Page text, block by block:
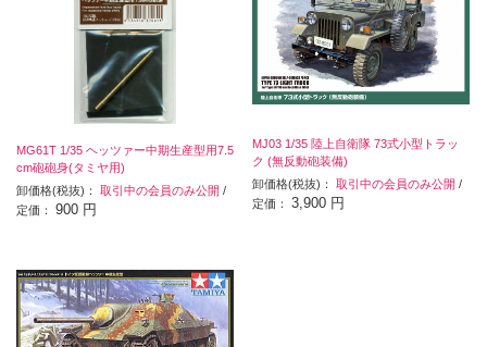
MG61T 1/35 ヘッツァー中期生産型用7.5
cm砲砲身(タミヤ用)
卸価格(税抜)： 取引中の会員のみ公開 /
定価： 900 円
MJ03 1/35 陸上自衛隊 73式小型トラッ
ク (無反動砲装備)
卸価格(税抜)：取引中の会員のみ公開 /
定価：3,900 円